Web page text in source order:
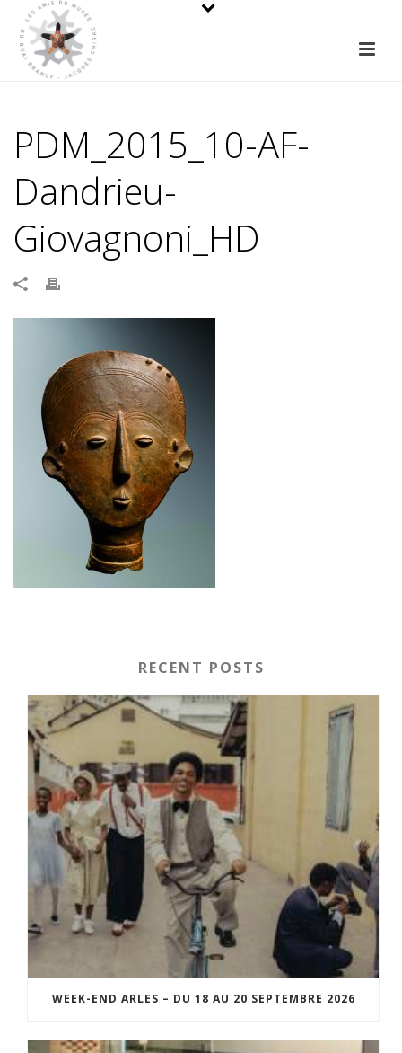
PDM_2015_10-AF-
Dandrieu-
Giovagnoni_HD
RECENT POSTS
WEEK-END ARLES – DU 18 AU 20 SEPTEMBRE 2026